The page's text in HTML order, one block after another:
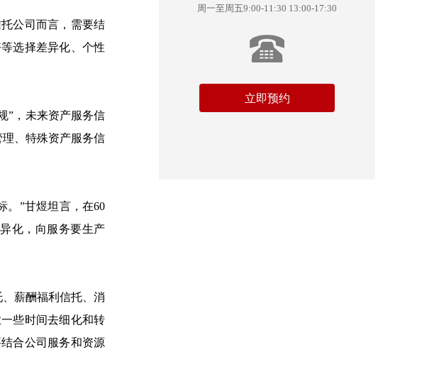
公司而言，需要结
选择差异化、个性
”，未来资产服务信
、特殊资产服务信
。”甘煜坦言，在60
化，向服务要生产
薪酬福利信托、消
些时间去细化和转
合公司服务和资源
周一至周五9:00-11:30 13:00-17:30
立即预约